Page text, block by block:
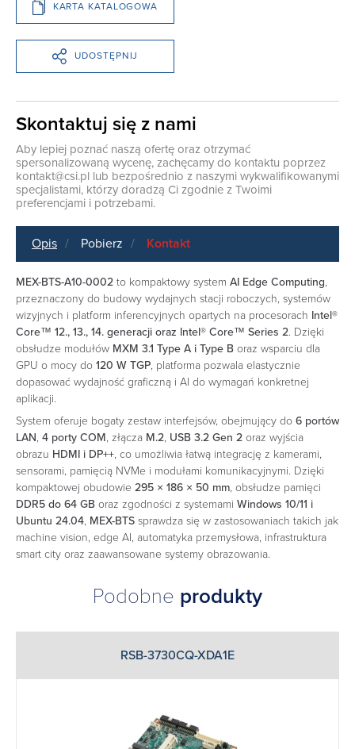
KARTA KATALOGOWA
UDOSTĘPNIJ
Skontaktuj się z nami
Aby lepiej poznać naszą ofertę oraz otrzymać
spersonalizowaną wycenę, zachęcamy do kontaktu poprzez
kontakt@csi.pl lub bezpośrednio z naszymi wykwalifikowanymi
specjalistami, którzy doradzą Ci zgodnie z Twoimi
preferencjami i potrzebami.
Opis Pobierz Kontakt
MEX-BTS-A10-0002 to kompaktowy system AI Edge Computing,
przeznaczony do budowy wydajnych stacji roboczych, systemów
wizyjnych i platform inferencyjnych opartych na procesorach Intel®
Core™ 12., 13., 14. generacji oraz Intel® Core™ Series 2. Dzięki
obsłudze modułów MXM 3.1 Type A i Type B oraz wsparciu dla
GPU o mocy do 120 W TGP, platforma pozwala elastycznie
dopasować wydajność graficzną i AI do wymagań konkretnej
aplikacji.
System oferuje bogaty zestaw interfejsów, obejmujący do 6 portów
LAN, 4 porty COM, złącza M.2, USB 3.2 Gen 2 oraz wyjścia
obrazu HDMI i DP++, co umożliwia łatwą integrację z kamerami,
sensorami, pamięcią NVMe i modułami komunikacyjnymi. Dzięki
kompaktowej obudowie 295 × 186 × 50 mm, obsłudze pamięci
DDR5 do 64 GB oraz zgodności z systemami Windows 10/11 i
Ubuntu 24.04, MEX-BTS sprawdza się w zastosowaniach takich jak
machine vision, edge AI, automatyka przemysłowa, infrastruktura
smart city oraz zaawansowane systemy obrazowania.
Podobne produkty
RSB-3730CQ-XDA1E